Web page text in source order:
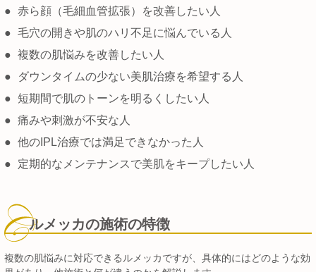
●
赤ら顔（毛細血管拡張）を改善したい人
● 毛穴の開きや肌のハリ不足に悩んでいる人
● 複数の肌悩みを改善したい人
●
ダウンタイムの少ない美肌治療を希望する人
● 短期間で肌のトーンを明るくしたい人
● 痛みや刺激が不安な人
● 他のIPL治療では満足できなかった人
●
定期的なメンテナンスで美肌をキープしたい人
ルメッカの施術の特徴
複数の肌悩みに対応できるルメッカですが、具体的にはどのような効